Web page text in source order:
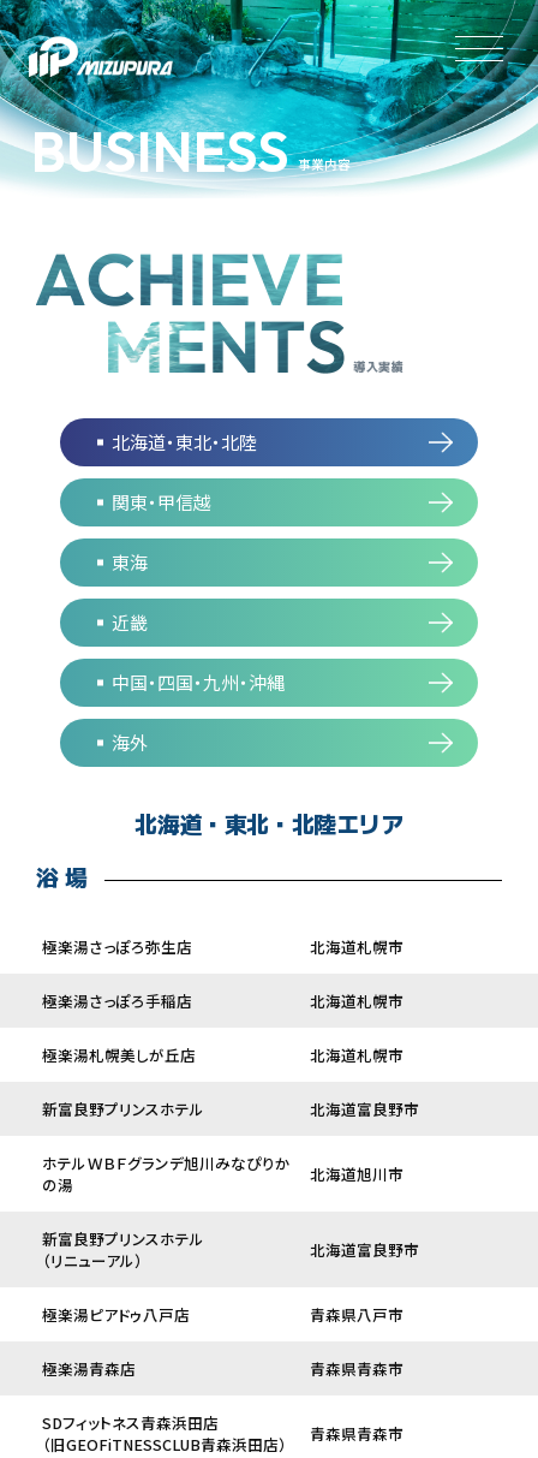
BUSINESS 事業内容
導入実績
北海道・東北・北陸
関東・甲信越
東海
近畿
中国・四国・九州・沖縄
海外
北海道・東北・北陸エリア
浴 場
極楽湯さっぽろ弥生店 北海道札幌市
極楽湯さっぽろ手稲店 北海道札幌市
極楽湯札幌美しが丘店 北海道札幌市
新富良野プリンスホテル 北海道富良野市
ホテルＷＢＦグランデ旭川みなぴりか
の湯
北海道旭川市
新富良野プリンスホテル
（リニューアル）
北海道富良野市
極楽湯ピアドゥ八戸店 青森県八戸市
極楽湯青森店 青森県青森市
SDフィットネス青森浜田店
（旧GEOFiTNESSCLUB青森浜田店）
青森県青森市